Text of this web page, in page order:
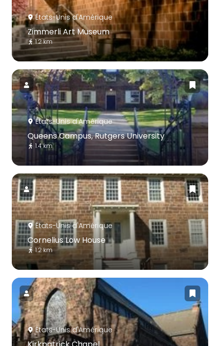
États-Unis d'Amérique
Zimmerli Art Museum
1.2 km
États-Unis d'Amérique
Queens Campus, Rutgers University
1.4 km
États-Unis d'Amérique
Cornelius Low House
1.2 km
États-Unis d'Amérique